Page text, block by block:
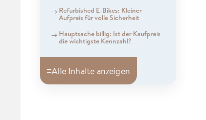
Refurbished E-Bikes: Kleiner
Aufpreis für volle Sicherheit
Hauptsache billig: Ist der Kaufpreis
die wichtigste Kennzahl?
≡Alle Inhalte anzeigen